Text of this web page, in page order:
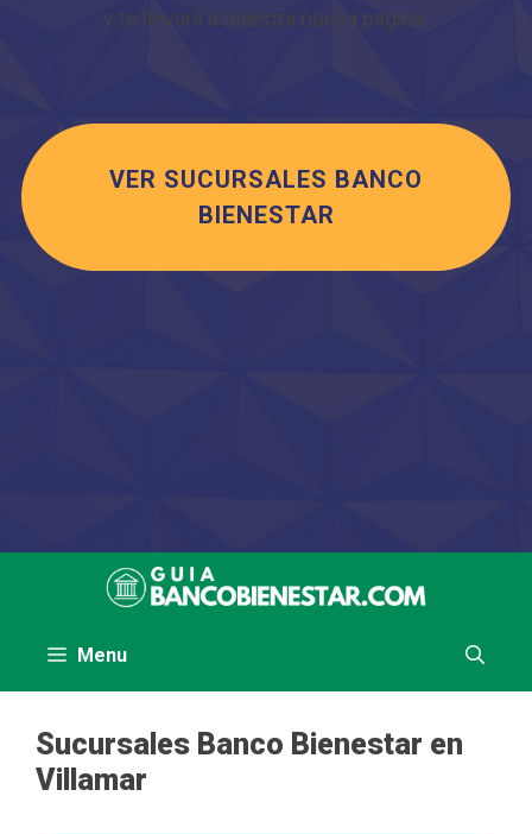
y te llevará a nuestra nueva página.
VER SUCURSALES BANCO
BIENESTAR
Menu
Sucursales Banco Bienestar en
Villamar